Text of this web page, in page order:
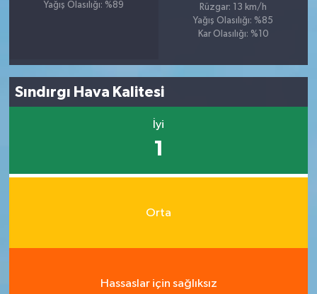
Yağış Olasılığı: %89
Rüzgar: 13 km/h
Yağış Olasılığı: %85
Kar Olasılığı: %10
Sındırgı Hava Kalitesi
İyi
1
Orta
Hassaslar için sağlıksız